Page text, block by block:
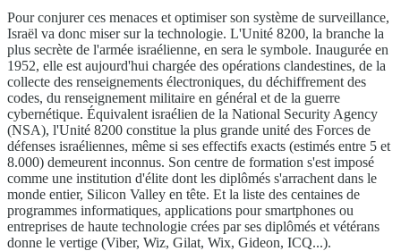
Pour conjurer ces menaces et optimiser son système de surveillance,
Israël va donc miser sur la technologie. L'Unité 8200, la branche la
plus secrète de l'armée israélienne, en sera le symbole. Inaugurée en
1952, elle est aujourd'hui chargée des opérations clandestines, de la
collecte des renseignements électroniques, du déchiffrement des
codes, du renseignement militaire en général et de la guerre
cybernétique. Équivalent israélien de la National Security Agency
(NSA), l'Unité 8200 constitue la plus grande unité des Forces de
défenses israéliennes, même si ses effectifs exacts (estimés entre 5 et
8.000) demeurent inconnus. Son centre de formation s'est imposé
comme une institution d'élite dont les diplômés s'arrachent dans le
monde entier, Silicon Valley en tête. Et la liste des centaines de
programmes informatiques, applications pour smartphones ou
entreprises de haute technologie crées par ses diplômés et vétérans
donne le vertige (Viber, Wiz, Gilat, Wix, Gideon, ICQ...).